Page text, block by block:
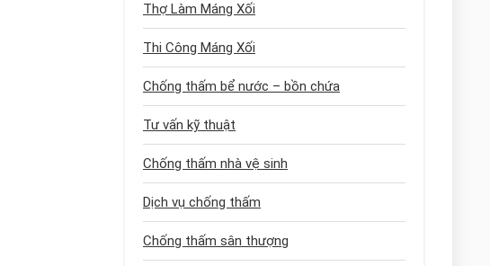
Thợ Làm Máng Xối
Thi Công Máng Xối
Chống thấm bể nước – bồn chứa
Tư vấn kỹ thuật
Chống thấm nhà vệ sinh
Dịch vụ chống thấm
Chống thấm sân thượng